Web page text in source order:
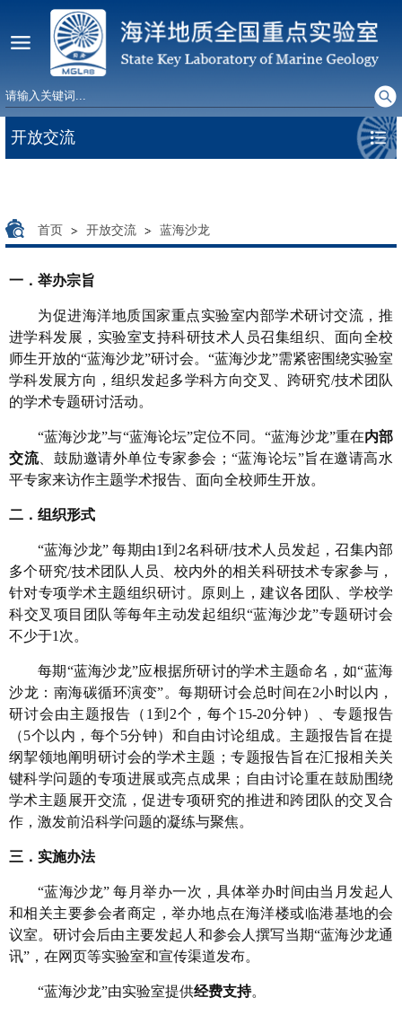
开放交流
首页 开放交流 蓝海沙龙
一．举办宗旨
为促进海洋地质国家重点实验室内部学术研讨交流，推
进学科发展，实验室支持科研技术人员召集组织、面向全校
师生开放的“蓝海沙龙”研讨会。“蓝海沙龙”需紧密围绕实验室
学科发展方向，组织发起多学科方向交叉、跨研究/技术团队
的学术专题研讨活动。
“蓝海沙龙”与“蓝海论坛”定位不同。“蓝海沙龙”重在内部
交流、鼓励邀请外单位专家参会；“蓝海论坛”旨在邀请高水
平专家来访作主题学术报告、面向全校师生开放。
二．组织形式
“蓝海沙龙” 每期由1到 2名科研/技术人员发起，召集内部
多个研究/技术团队人员、校内外的相关科研技术专家参与，
针对专项学术主题组织研讨。原则上，建议各团队、学校学
科交叉项目团队等每年主动发起组织“蓝海沙龙”专题研讨会
不少于1 次。
每期“蓝海沙龙”应根据所研讨的学术主题命名，如“蓝海
沙龙：南海碳循环演变”。每期研讨会总时间在2小时以内，
研讨会由主题报告（ 1 到 2个，每个1 5-20分钟）、专题报告
（5个以内，每个5分钟）和自由讨论组成。主题报告旨在提
纲挈领地阐明研讨会的学术主题；专题报告旨在汇报相关关
键科学问题的专项进展或亮点成果；自由讨论重在鼓励围绕
学术主题展开交流，促进专项研究的推进和跨团队的交叉合
作，激发前沿科学问题的凝练与聚焦。
三．实施办法
“蓝海沙龙” 每月举办一次，具体举办时间由当月发起人
和相关主要参会者商定，举办地点在海洋楼或临港基地的会
议室。 研讨会后由主要发起人和参会人撰写当期“蓝海沙龙通
讯”，在网页等实验室和宣传渠道发布。
“蓝海沙龙”由实验室提供经费支持。